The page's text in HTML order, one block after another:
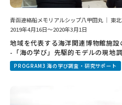
青函連絡船メモリアルシップ八甲田丸 ｜ 東北
2019年4月16日～2020年3月1日
地域を代表する海洋関連博物館施
-「海の学び」先駆的モデルの現地
PROGRAM3 海の学び調査・研究サポート